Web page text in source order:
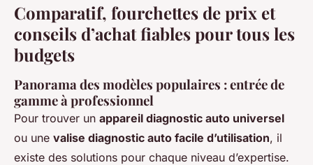
Comparatif, fourchettes de prix et
conseils d’achat fiables pour tous les
budgets
Panorama des modèles populaires : entrée de
gamme à professionnel
Pour trouver un appareil diagnostic auto universel
ou une valise diagnostic auto facile d’utilisation, il
existe des solutions pour chaque niveau d’expertise.